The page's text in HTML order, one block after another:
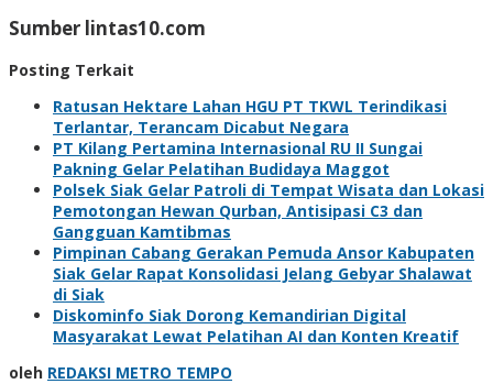
Sumber lintas10.com
Posting Terkait
Ratusan Hektare Lahan HGU PT TKWL Terindikasi
Terlantar, Terancam Dicabut Negara
PT Kilang Pertamina Internasional RU II Sungai
Pakning Gelar Pelatihan Budidaya Maggot
Polsek Siak Gelar Patroli di Tempat Wisata dan Lokasi
Pemotongan Hewan Qurban, Antisipasi C3 dan
Gangguan Kamtibmas
Pimpinan Cabang Gerakan Pemuda Ansor Kabupaten
Siak Gelar Rapat Konsolidasi Jelang Gebyar Shalawat
di Siak
Diskominfo Siak Dorong Kemandirian Digital
Masyarakat Lewat Pelatihan AI dan Konten Kreatif
oleh REDAKSI METRO TEMPO